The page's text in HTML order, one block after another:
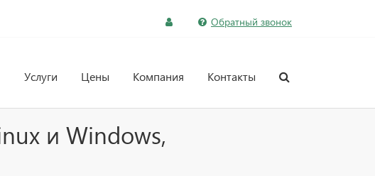
Обратный звонок
Услуги Цены Компания Контакты
и Windows,